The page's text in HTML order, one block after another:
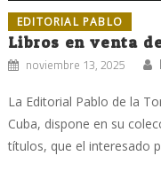
EDITORIAL PABLO
Libros en venta
noviembre 13, 2025
La Editorial Pablo de la
Cuba, dispone en su
títulos, que el interesado